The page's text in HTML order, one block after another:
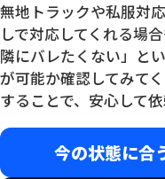
無地トラックや私服対
しで対応してくれる場
隣にバレたくない」と
が可能か確認してみて
することで、安心して
今の状態に合